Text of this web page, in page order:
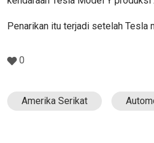
Penarikan itu terjadi setelah Tesla
0
Amerika Serikat